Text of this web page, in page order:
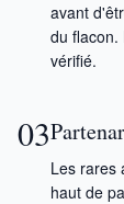
avant
du flacon.
vérifié.
03
Les rares
haut de